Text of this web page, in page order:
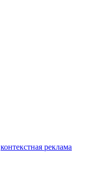
контекстная реклама